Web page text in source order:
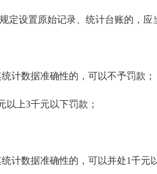
设置原始记录、统计台账的，应
数据准确性的，可以不予罚款；
上3千元以下罚款；
数据准确性的，可以并处1千元